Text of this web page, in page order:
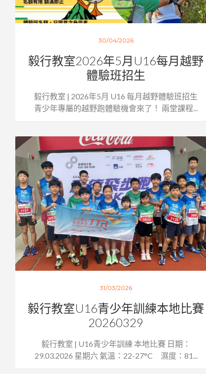
30/04/2026
毅行教室2026年5月U16每月越野
體驗班招生
毅行教室 | 2026年5月 U16 每月越野體驗班招生
青少年專屬的越野跑體驗機會來了！ 兩堂課程...
31/03/2026
毅行教室U16青少年訓練本地比賽
20260329
毅行教室 | U16青少年訓練 本地比賽 日期：
29.03.2026 星期六 氣溫：22-27°C 濕度：81...